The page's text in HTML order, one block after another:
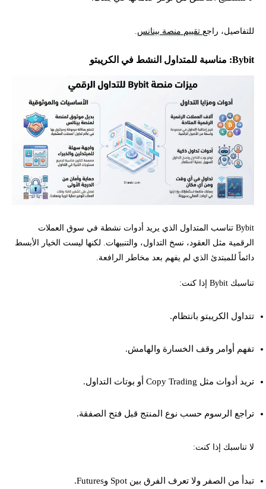
للتفاصيل، راجع تقييم منصة بينانس
Bybit: مناسبة للمتداول النشط في الكريبتو
Bybit تناسب المتداول الذي يريد أدوات نشطة في سوق العملات
الرقمية مثل العقود، نسخ التداول، والتنبيهات. لكنها ليست الخيار الأبسط
دائماً للمبتدئ الذي لم يفهم بعد مخاطر الرافعة.
تناسبك Bybit إذا كنت:
تتداول الكريبتو بانتظام.
تفهم أوامر وقف الخسارة والهامش.
تريد أدوات مثل Copy Trading أو بوتات التداول.
تراجع الرسوم حسب نوع المنتج قبل فتح الصفقة.
لا تناسبك إذا كنت:
تبدأ من الصفر ولا تعرف الفرق بين Spot وFutures.